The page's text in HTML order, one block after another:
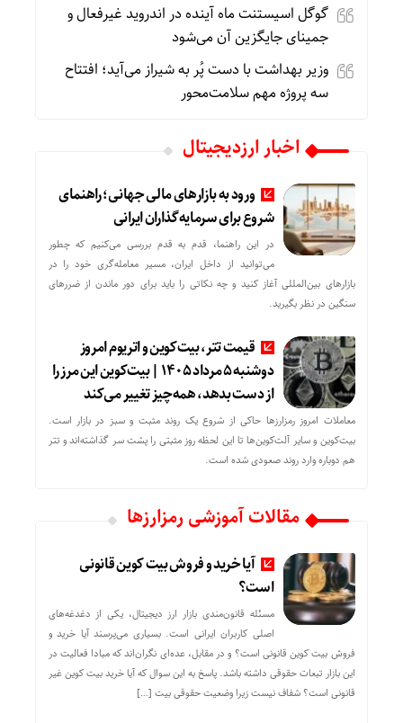
گوگل اسیستنت ماه آینده در اندروید غیرفعال و
جمینای جایگزین آن می‌شود
وزیر بهداشت با دست پُر به شیراز می‌آید؛ افتتاح
سه پروژه مهم سلامت‌محور
اخبار ارزدیجیتال
ورود به بازارهای مالی جهانی؛ راهنمای
شروع برای سرمایه‌گذاران ایرانی
در این راهنما، قدم به قدم بررسی می‌کنیم که چطور
می‌توانید از داخل ایران، مسیر معامله‌گری خود را در
بازارهای بین‌المللی آغاز کنید و چه نکاتی را باید برای دور ماندن از ضررهای
سنگین در نظر بگیرید.
قیمت تتر، بیت‌کوین و اتریوم امروز
دوشنبه ۵ مرداد ۱۴۰۵ | بیت‌کوین این مرز را
از دست بدهد، همه‌چیز تغییر می‌کند
معاملات امروز رمزارز‌ها حاکی از شروع یک روند مثبت و سبز در بازار است.
بیت‌کوین و سایر آلت‌کوین‌ها تا این لحظه روز مثبتی را پشت سر گذاشته‌اند و تتر
هم دوباره وارد روند صعودی شده است.
مقالات آموزشی رمزارزها
آیا خرید و فروش بیت کوین قانونی
است؟
مسئله قانون‌مندی بازار ارز دیجیتال، یکی از دغدغه‌های
اصلی کاربران ایرانی است. بسیاری می‌پرسند آیا خرید و
فروش بیت کوین قانونی است؟ و در مقابل، عده‌ای نگران‌اند که مبادا فعالیت در
این بازار تبعات حقوقی داشته باشد. پاسخ به این سوال که آیا خرید بیت کوین غیر
قانونی است؟ شفاف نیست زیرا وضعیت حقوقی بیت‌ […]